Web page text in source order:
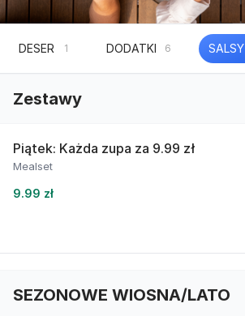
DESER 1 DODATKI 6 SALSY
Zestawy
Piątek: Każda zupa za 9.99 zł
Mealset
9.99 zł
SEZONOWE WIOSNA/LATO